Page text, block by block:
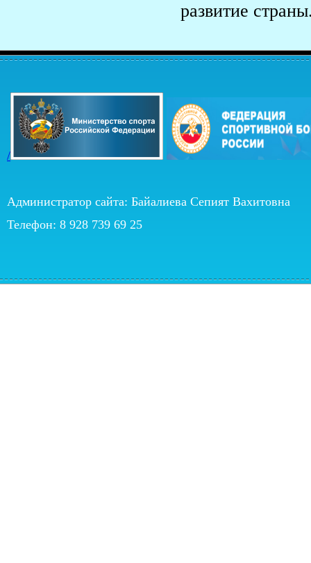
развитие
/
Администратор сайта: Байалиева Сепият Вахитовна
Телефон: 8 928 739 69 25